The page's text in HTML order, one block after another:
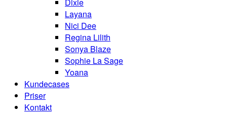
Dixie
Layana
Nici Dee
Regina Lilith
Sonya Blaze
Sophie La Sage
Yoana
Kundecases
Priser
Kontakt